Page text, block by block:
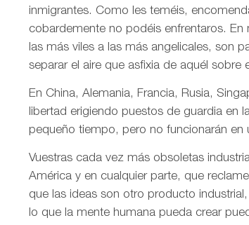
inmigrantes. Como les teméis,
cobardemente no podéis enfrentaros.
las más viles a las más angelicales, son
separar el aire que asfixia de aquél sobre
En China, Alemania, Francia, Rusia,
libertad erigiendo puestos de guardia en
pequeño tiempo, pero no funcionarán
Vuestras cada vez más obsoletas
América y en cualquier parte, que
que las ideas son otro producto
lo que la mente humana pueda crear